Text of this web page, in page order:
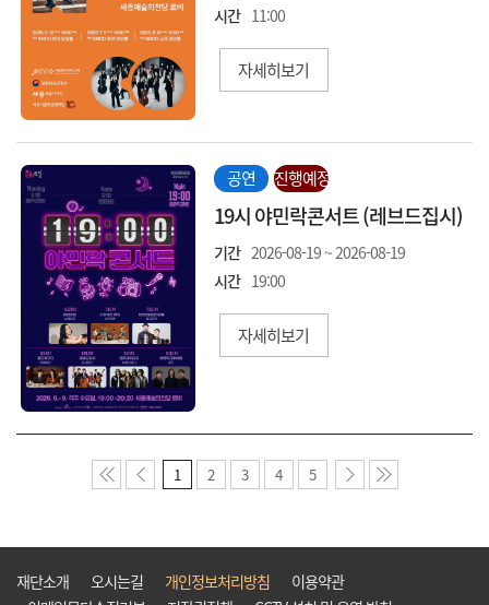
시간 11:00
자세히보기
공연 진행예정
19시 야민락콘서트 (레브드집시)
기간 2026-08-19 ~ 2026-08-19
시간 19:00
자세히보기
1 2 3 4 5
재단소개 오시는길 개인정보처리방침
이용약관